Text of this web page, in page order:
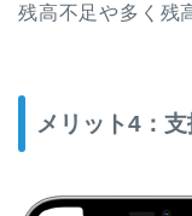
残高不足や多く残
メリット4：